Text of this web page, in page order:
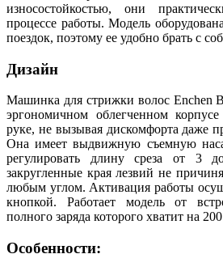
износостойкостью, они
процессе работы. Модель
поездок, поэтому ее удобно брать с
Дизайн
Машинка для стрижки волос Enchen
эргономичном облегченном
руке, не вызывая дискомфорта даже
Она имеет выдвижную съемную
регулировать длину среза от 3
закругленные края лезвий не
любым углом. Активация работы
кнопкой. Работает модель от
полного заряда которого хватит на
Особенности: